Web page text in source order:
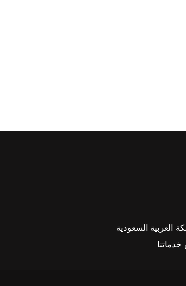
العربية السعودية